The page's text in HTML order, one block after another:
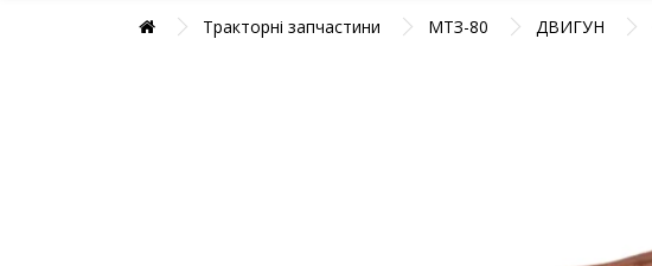
Тракторні запчастини МТЗ-80 ДВИГУН